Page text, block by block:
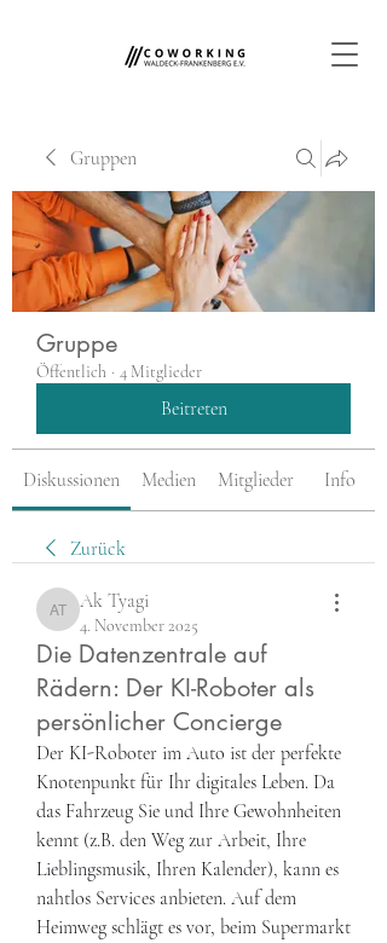
Gruppen
Gruppe
Öffentlich · 4 Mitglieder
Beitreten
Diskussionen Medien Mitglieder Info
Zurück
Ak Tyagi
Ak Tyagi
4. November 2025
Die Datenzentrale auf
Rädern: Der KI-Roboter als
persönlicher Concierge
Der KI-Roboter im Auto ist der perfekte
Knotenpunkt für Ihr digitales Leben. Da
das Fahrzeug Sie und Ihre Gewohnheiten
kennt (z.B. den Weg zur Arbeit, Ihre
Lieblingsmusik, Ihren Kalender), kann es
nahtlos Services anbieten. Auf dem
Heimweg schlägt es vor, beim Supermarkt